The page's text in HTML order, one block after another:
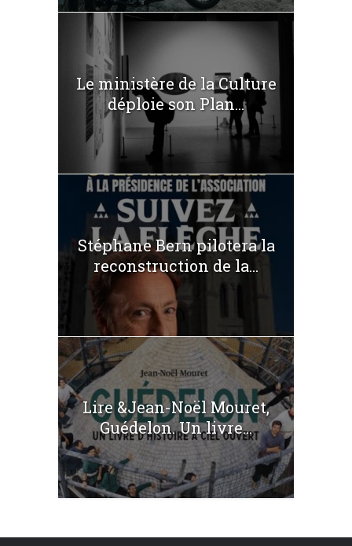
Le ministère de la Culture
déploie son Plan...
Stéphane Bern pilotera la
reconstruction de la...
Lire &Jean-Noël Mouret,
Guédelon. Un livre...